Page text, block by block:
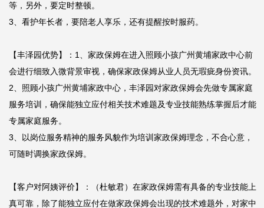
等，另外，要定时整顿。
3、看护年长者，要陪老人享乐，还有提醒按时服药。
【丰泽园优势】：1、家政保姆在进入照顾小孩广州黄埔家政中心前
会进行细致入微背景审视，确保家政保姆从业人员无瑕疵身份资讯。
2、照顾小孩广州黄埔家政中心，丰泽园对家政保姆会先做专属家庭
服务培训，确保能独立应付相关技术难题及专业技能熟练掌握后才能
专属家庭服务。
3、以岗位服务精神的服务风貌作为培训家政保姆理念，不合心意，
可随时调换家政保姆。
【客户对阿姨评价】：（杜敏君）在家政保姆需有具备的专业技能上
真可靠，除了能独立应付在做家政保姆会出现的技术难题外，对家中